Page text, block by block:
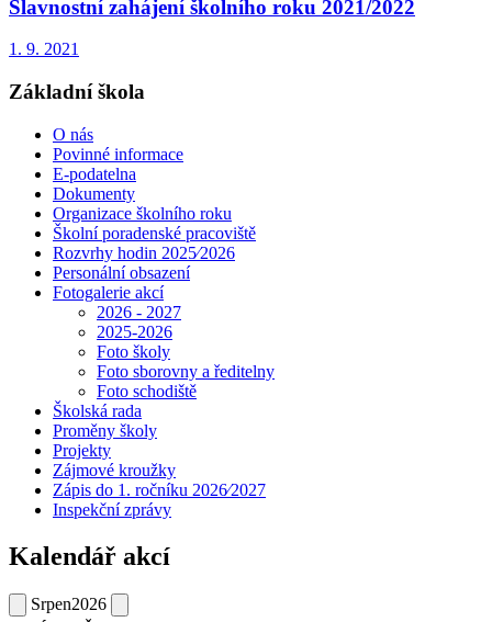
Slavnostní zahájení školního roku 2021/2022
1. 9. 2021
Základní škola
O nás
Povinné informace
E-podatelna
Dokumenty
Organizace školního roku
Školní poradenské pracoviště
Rozvrhy hodin 2025⁄2026
Personální obsazení
Fotogalerie akcí
2026 - 2027
2025-2026
Foto školy
Foto sborovny a ředitelny
Foto schodiště
Školská rada
Proměny školy
Projekty
Zájmové kroužky
Zápis do 1. ročníku 2026⁄2027
Inspekční zprávy
Kalendář akcí
Srpen2026